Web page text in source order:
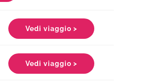
Vedi viaggio >
Vedi viaggio >